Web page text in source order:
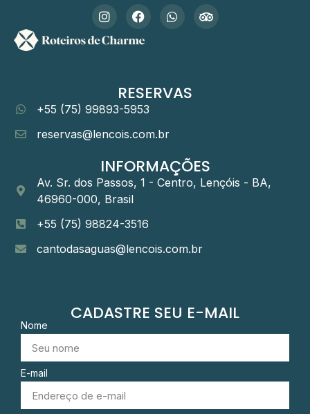
RESERVAS
+55 (75) 99893-5953
reservas@lencois.com.br
INFORMAÇÕES
Av. Sr. dos Passos, 1 - Centro, Lençóis - BA,
46960-000, Brasil
+55 (75) 98824-3516
cantodasaguas@lencois.com.br
CADASTRE SEU E-MAIL
Nome
E-mail